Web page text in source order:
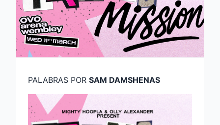
PALABRAS POR SAM DAMSHENAS